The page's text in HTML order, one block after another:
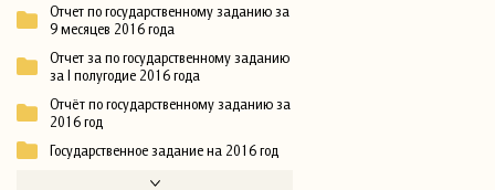
Отчет по государственному заданию за
9 месяцев 2016 года
Отчет за по государственному заданию
за I полугодие 2016 года
Отчёт по государственному заданию за
2016 год
Государственное задание на 2016 год